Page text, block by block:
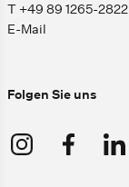
T +49 89 1265-2822
E-Mail
Folgen Sie uns